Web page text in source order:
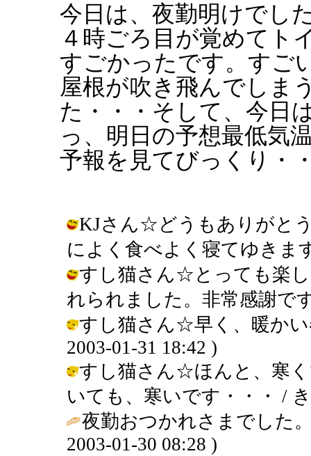
今日は、夜勤明けでし
４時ごろ目が覚めてト
すごかったです。すご
屋根が吹き飛んでしま
た・・・そして、今日
っ、明日の予想最低気
予報を見てびっくり・
KJさん☆どうもありがと
によく食べよく寝てゆきま
すし猫さん☆とっても楽
れられました。非常感謝で
すし猫さん☆早く、暖か
2003-01-31 18:42 )
すし猫さん☆ほんと、寒
いても、寒いです・・・ /
夜勤おつかれさまでした
2003-01-30 08:28 )